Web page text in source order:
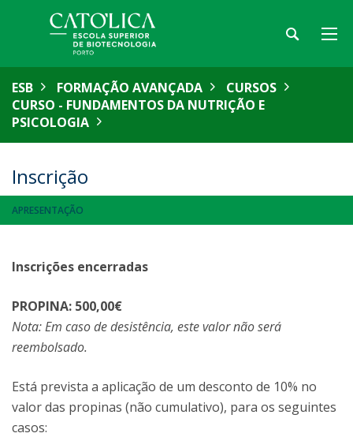
ESB FORMAÇÃO AVANÇADA
CURSOS
CURSO - FUNDAMENTOS DA NUTRIÇÃO E
PSICOLOGIA
Inscrição
APRESENTAÇÃO
Inscrições encerradas
PROPINA: 500,00€
Nota: Em caso de desistência, este valor não será
reembolsado.
Está prevista a aplicação de um desconto de 10% no
valor das propinas (não cumulativo), para os seguintes
casos: